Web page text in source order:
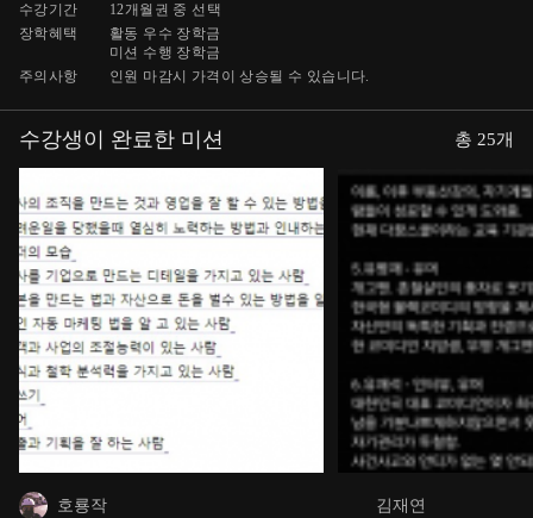
수강기간
12개월 권 중 선택
장학혜택
활동 우수 장학금
미션 수행 장학금
주의사항
인원 마감시 가격이 상승될 수 있습니다.
수강생이 완료한 미션 총 25개
호룡작
김재연